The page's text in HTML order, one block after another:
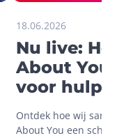
18.06.2026
Nu live:
About You
voor hulp
onveilige
situaties
Ontdek hoe wij
About You een